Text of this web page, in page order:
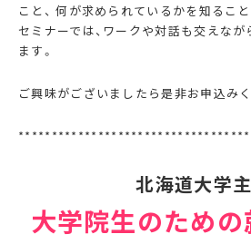
こと、 何が求められているかを知るこ
セミナーでは、ワークや対話も交えなが
ます。
ご興味がございましたら是非お申込みく
******************************
北海道大学
大学院生のため